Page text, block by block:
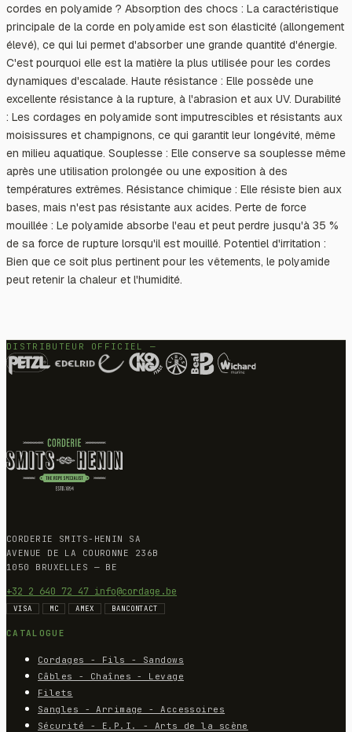
cordes en polyamide ? Absorption des chocs : La caractéristique
principale de la corde en polyamide est son élasticité (allongement
élevé), ce qui lui permet d'absorber une grande quantité d'énergie.
C'est pourquoi elle est la matière la plus utilisée pour les cordes
dynamiques d'escalade. Haute résistance : Elle possède une
excellente résistance à la rupture, à l'abrasion et aux UV. Durabilité
: Les cordages en polyamide sont imputrescibles et résistants aux
moisissures et champignons, ce qui garantit leur longévité, même
en milieu aquatique. Souplesse : Elle conserve sa souplesse même
après une utilisation prolongée ou une exposition à des
températures extrêmes. Résistance chimique : Elle résiste bien aux
bases, mais n'est pas résistante aux acides. Perte de force
mouillée : Le polyamide absorbe l'eau et peut perdre jusqu'à 35 %
de sa force de rupture lorsqu'il est mouillé. Potentiel d'irritation :
Bien que ce soit plus pertinent pour les vêtements, le polyamide
peut retenir la chaleur et l'humidité.
DISTRIBUTEUR OFFICIEL —
CORDERIE SMITS-HENIN SA
AVENUE DE LA COURONNE 236B
1050 BRUXELLES — BE
+32 2 640 72 47 info@cordage.be
VISA MC AMEX BANCONTACT
CATALOGUE
Cordages - Fils - Sandows
Câbles - Chaînes - Levage
Filets
Sangles - Arrimage - Accessoires
Sécurité - E.P.I. - Arts de la scène